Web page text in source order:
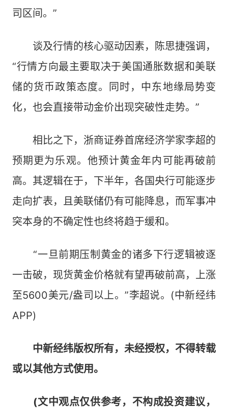
司区间。”
谈及行情的核心驱动因素，陈思捷强调，
“行情方向最主要取决于美国通胀数据和美联
储的货币政策态度。同时，中东地缘局势变
化，也会直接带动金价出现突破性走势。”
相比之下，浙商证券首席经济学家李超的
预期更为乐观。他预计黄金年内可能再破前
高。其逻辑在于，下半年，各国央行可能逐步
走向扩表，且美联储仍有可能降息，而军事冲
突本身的不确定性也终将趋于缓和。
“一旦前期压制黄金的诸多下行逻辑被逐
一击破，现货黄金价格就有望再破前高，上涨
至5600美元/盎司以上。”李超说。(中新经纬
APP)
中新经纬版权所有，未经授权，不得转载
或以其他方式使用。
(文中观点仅供参考，不构成投资建议，